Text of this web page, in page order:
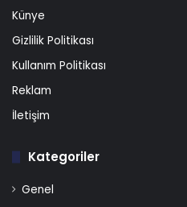
Künye
Gizlilik Politikası
Kullanım Politikası
Reklam
İletişim
Kategoriler
Genel